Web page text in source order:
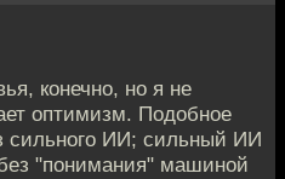
конечно, но я не
оптимизм. Подобное
сильного ИИ; сильный ИИ
"понимания" машиной